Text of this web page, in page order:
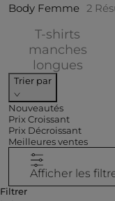
Body Femme 2
T-shirts
manches
longues
Trier par
Nouveautés
Prix Croissant
Prix Décroissant
Meilleures ventes
Afficher les
Filtrer